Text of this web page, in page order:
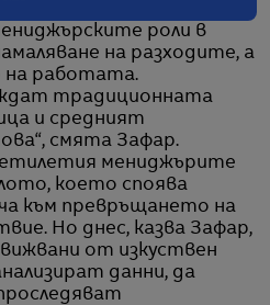
роли в
на разходите, а
на работата.
традиционната
и средният
смята Зафар.
мениджърите
което споява
към превръщането на
Но днес, казва Зафар,
от изкуствен
данни, да